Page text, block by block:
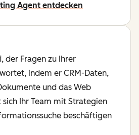
Agent entdecken
der Fragen zu Ihrer
indem er CRM-Daten,
und das Web
Ihr Team mit Strategien
beschäftigen